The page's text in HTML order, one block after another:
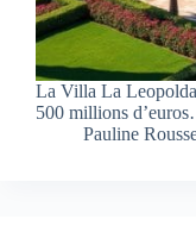
La Villa La
500 millions
Pauline